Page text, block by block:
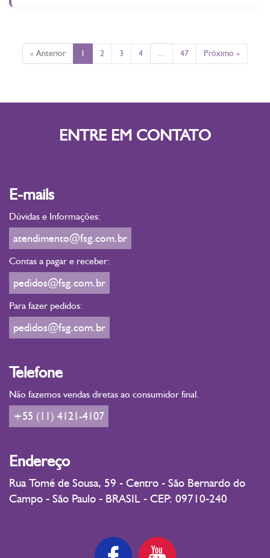
« Anterior 1 2 3 4 ... 47 Próximo »
ENTRE EM CONTATO
E-mails
Dúvidas e Informações:
atendimento@fsg.com.br
Contas a pagar e receber:
pedidos@fsg.com.br
Para fazer pedidos:
pedidos@fsg.com.br
Telefone
Não fazemos vendas diretas ao consumidor final.
+55 (11) 4121-4107
Endereço
Rua Tomé de Sousa, 59 - Centro - São Bernardo do
Campo - São Paulo - BRASIL - CEP: 09710-240